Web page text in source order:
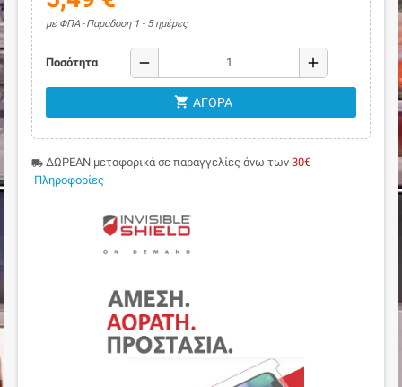
με ΦΠΑ Παράδοση 1 - 5 ημέρες
Ποσότητα remove add
shopping_cart ΑΓΟΡΆ
local_shipping ΔΩΡΕΑΝ μεταφορικά σε παραγγελίες άνω των 30€
Πληροφορίες